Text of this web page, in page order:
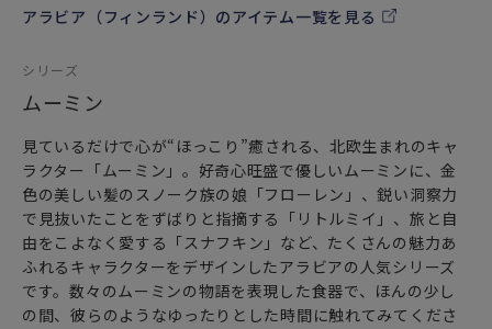
相性も抜群。
ぜひあなただけの自由な発想で使ってみてください。
カップボードにオブジェとして飾っていただくだけで
ムーミン谷を訪れた気分をお楽しみ頂ける可愛いデザインで
す。
女性・男性にかかわらず、日頃お世話になっている方、大切
な方へ
特別な記念日の心を込めた上品な贈り物や
お祝いのギフトやプレゼントとしてだけでなく
頑張った自分へのご褒美としても最適です。
アラビア（フィンランド）のアイテム一覧を見る
シリーズ
ムーミン
見ているだけで心が“ほっこり”癒される、北欧生まれのキャ
ラクター「ムーミン」。好奇心旺盛で優しいムーミンに、金
色の美しい髪のスノーク族の娘「フローレン」、鋭い洞察力
で見抜いたことをずばりと指摘する「リトルミイ」、旅と自
由をこよなく愛する「スナフキン」など、たくさんの魅力あ
ふれるキャラクターをデザインしたアラビアの人気シリーズ
です。数々のムーミンの物語を表現した食器で、ほんの少し
の間、彼らのようなゆったりとした時間に触れてみてくださ